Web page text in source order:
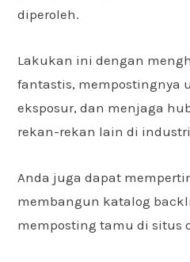
diperoleh.
Lakukan ini dengan
fantastis, mempostingnya
eksposur, dan menjaga
rekan-rekan lain di
Anda juga dapat
membangun katalog
memposting tamu di situs